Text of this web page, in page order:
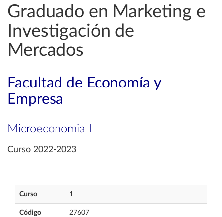
Graduado en Marketing e
Investigación de
Mercados
Facultad de Economía y
Empresa
Microeconomia I
Curso 2022-2023
Curso 1
Código 27607